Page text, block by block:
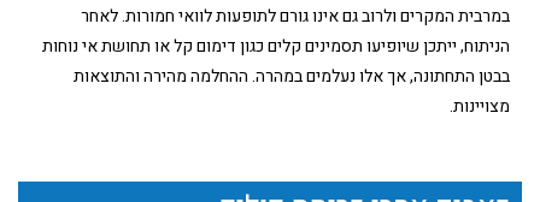
במרבית המקרים ולרוב גם אינו גורם לתופעות לוואי חמורות. לאחר
הניתוח, ייתכן שיופיעו תסמינים קלים כגון דימום קל או תחושת אי נוחות
בבטן התחתונה, אך אלו נעלמים במהרה. ההחלמה מהירה והתוצאות
מצויינות.